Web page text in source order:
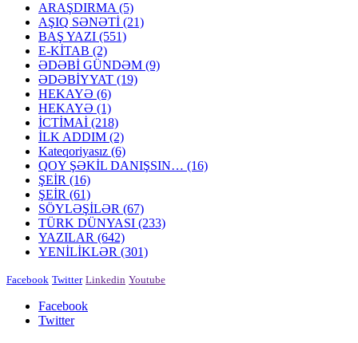
ARAŞDIRMA (5)
AŞIQ SƏNƏTİ (21)
BAŞ YAZI (551)
E-KİTAB (2)
ƏDƏBİ GÜNDƏM (9)
ƏDƏBİYYAT (19)
HEKAYƏ (6)
HEKAYƏ (1)
İCTİMAİ (218)
İLK ADDIM (2)
Kateqoriyasız (6)
QOY ŞƏKİL DANIŞSIN… (16)
ŞEİR (16)
ŞEİR (61)
SÖYLƏŞİLƏR (67)
TÜRK DÜNYASI (233)
YAZILAR (642)
YENİLİKLƏR (301)
Facebook Twitter Linkedin Youtube
Facebook
Twitter